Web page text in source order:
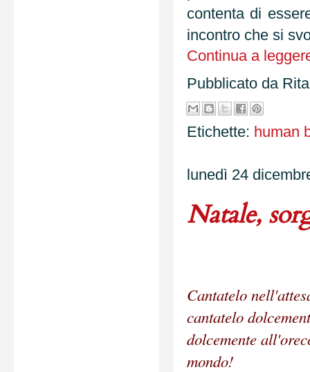
contenta di
incontro che si
Continua a
Pubblicato da
Etichette: human
lunedì 24
Natale,
Cantatelo
cantatelo
dolcemente
mondo!